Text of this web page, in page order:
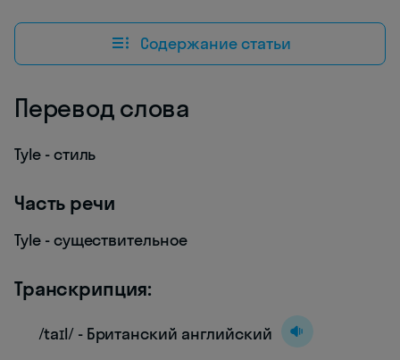
Содержание статьи
Перевод слова
Tyle - стиль
Часть речи
Tyle - существительное
Транскрипция:
/taɪl/ - Британский английский